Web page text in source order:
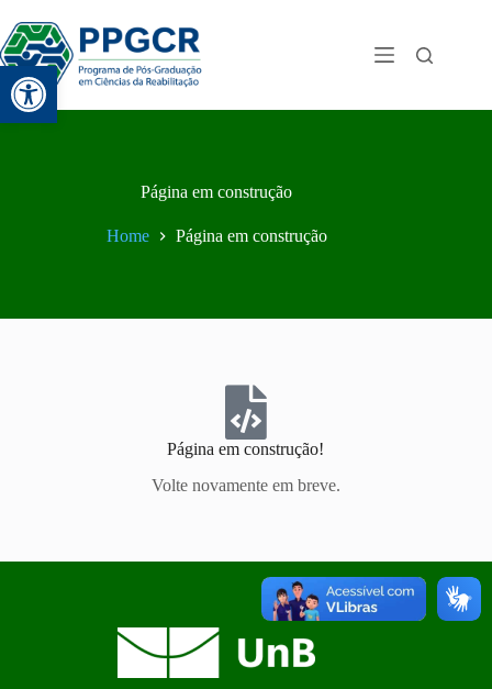
Abrir a barra de ferramentas
Página em construção
Home Página em construção
Página em construção!
Volte novamente em breve.